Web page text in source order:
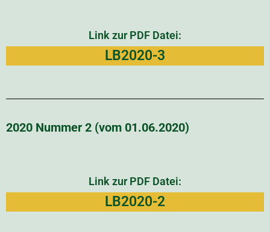
Link zur PDF Datei:
LB2020-3
2020 Nummer 2 (vom 01.06.2020)
Link zur PDF Datei:
LB2020-2